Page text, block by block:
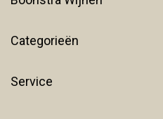
Categorieën
Service